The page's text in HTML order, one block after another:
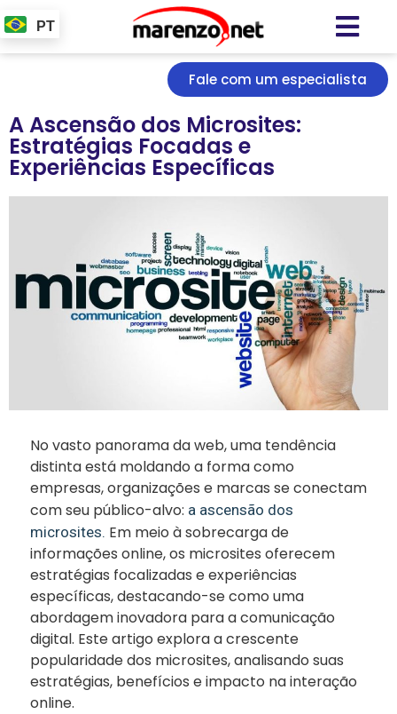
PT
Fale com um especialista
A Ascensão dos Microsites:
Estratégias Focadas e
Experiências Específicas
No vasto panorama da web, uma tendência
distinta está moldando a forma como
empresas, organizações e marcas se conectam
com seu público-alvo: a ascensão dos
microsites. Em meio à sobrecarga de
informações online, os microsites oferecem
estratégias focalizadas e experiências
específicas, destacando-se como uma
abordagem inovadora para a comunicação
digital. Este artigo explora a crescente
popularidade dos microsites, analisando suas
estratégias, benefícios e impacto na interação
online.